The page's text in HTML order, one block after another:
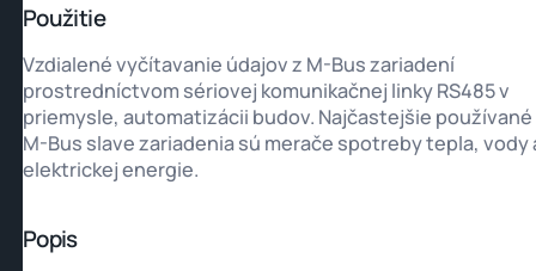
Použitie
Vzdialené vyčítavanie údajov z M-Bus zariadení
prostredníctvom sériovej komunikačnej linky RS485 v
priemysle, automatizácii budov. Najčastejšie používané
M-Bus slave zariadenia sú merače spotreby tepla, vody
elektrickej energie.
Popis